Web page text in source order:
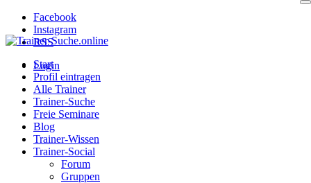
Facebook
Instagram
RSS
Login
Start
Profil eintragen
Alle Trainer
Trainer-Suche
Freie Seminare
Blog
Trainer-Wissen
Trainer-Social
Forum
Gruppen